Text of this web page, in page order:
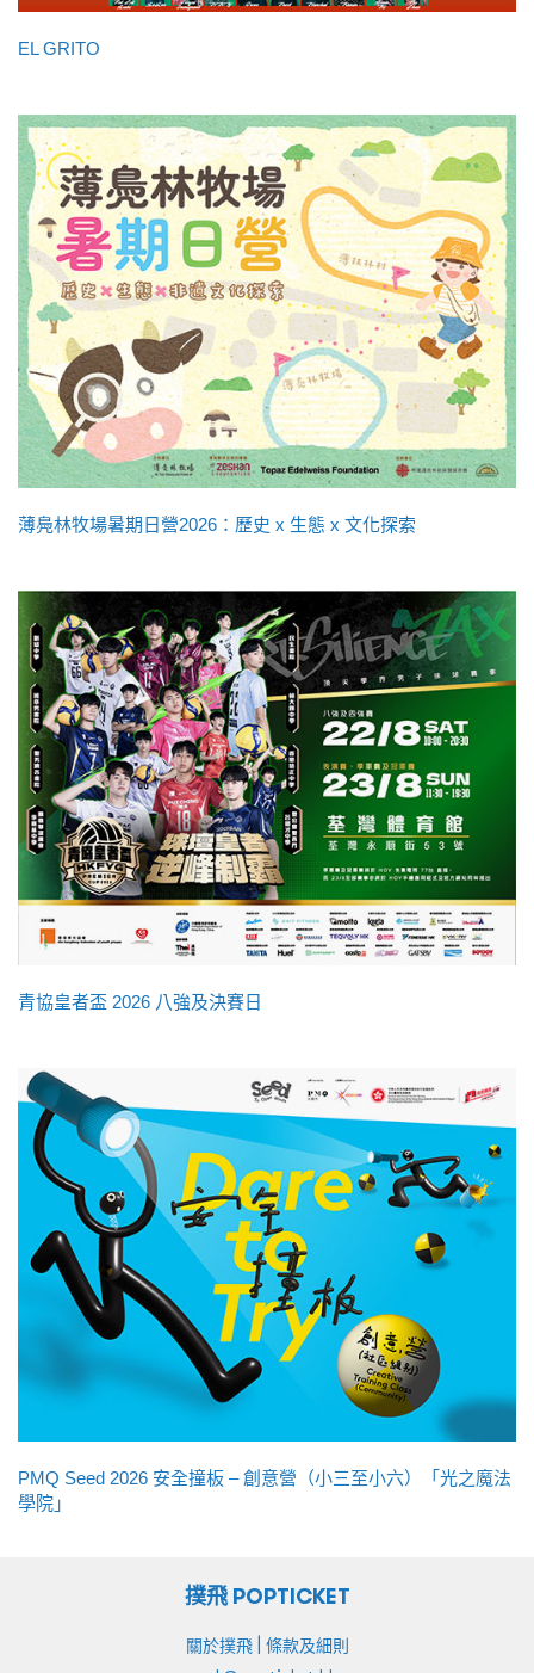
EL GRITO
薄鳧林牧場暑期日營2026：歷史 x 生態 x 文化探索
青協皇者盃 2026 八強及決賽日
PMQ Seed 2026 安全撞板 – 創意營（小三至小六）「光之魔法
學院」
撲飛 POPTICKET
關於撲飛| 條款及細則